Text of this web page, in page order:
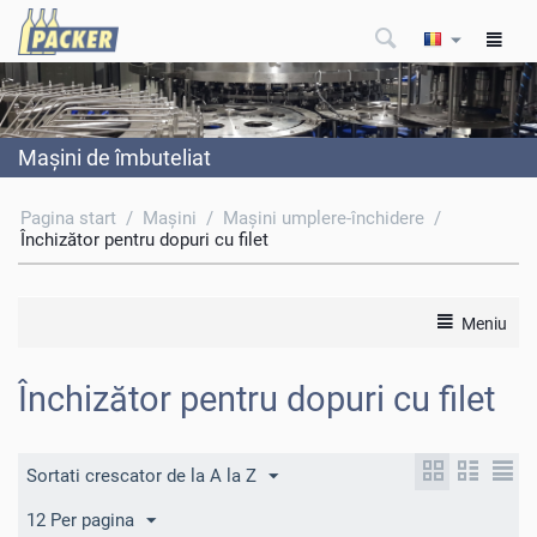
Maşini de îmbuteliat
Pagina start / Maşini / Maşini umplere-închidere /
Închizător pentru dopuri cu filet
Meniu
Închizător pentru dopuri cu filet
Sortati crescator de la A la Z
12 Per pagina